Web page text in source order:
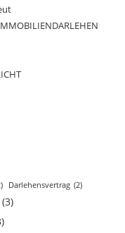
Darlehensvertrag (2)
(3)